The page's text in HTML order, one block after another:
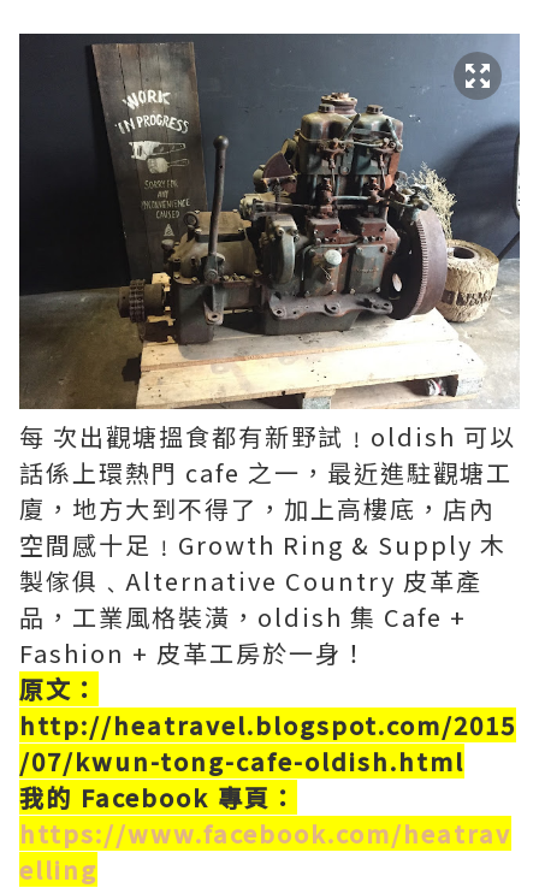
每 次出觀塘搵食都有新野試﹗oldish 可以
話係上環熱門 cafe 之一，最近進駐觀塘工
廈，地方大到不得了，加上高樓底，店內
空間感十足﹗Growth Ring & Supply 木
製傢俱﹑Alternative Country 皮革產
品，工業風格裝潢，oldish 集 Cafe +
Fashion + 皮革工房於一身！
原文：
http://heatravel.blogspot.com/2015
/07/kwun-tong-cafe-oldish.html
我的 Facebook 專頁：
https://www.facebook.com/heatrav
elling